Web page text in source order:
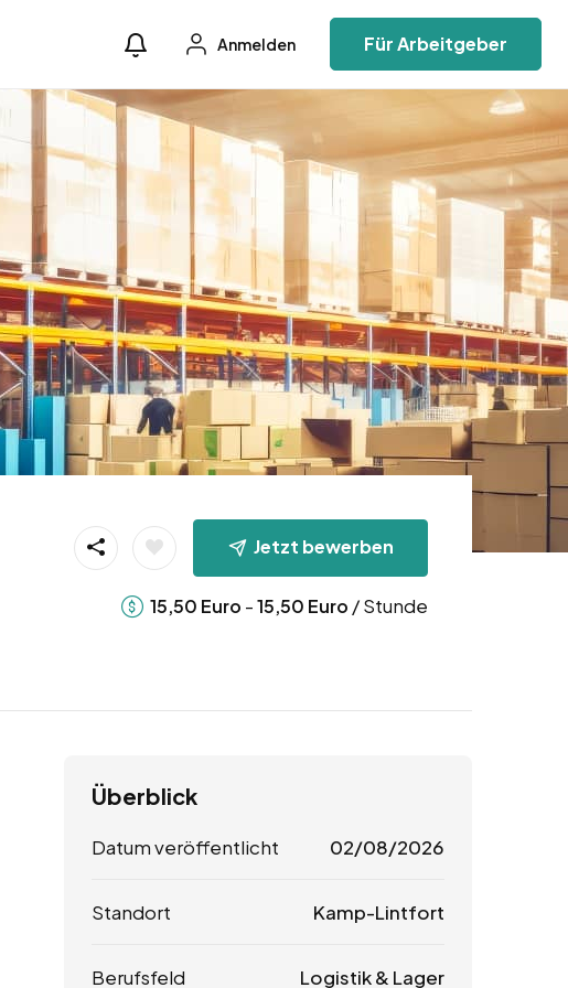
Anmelden Für Arbeitgeber
Jetzt bewerben
15,50 Euro -15,50 Euro / Stunde
Überblick
Datum veröffentlicht 02/08/2026
Standort Kamp-Lintfort
Berufsfeld Logistik & Lager